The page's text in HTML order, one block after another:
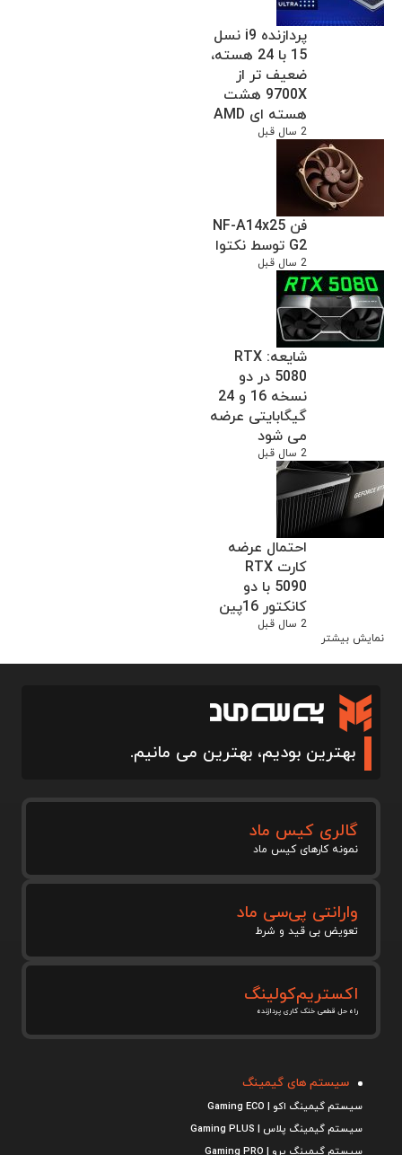
پردازنده i9 نسل
15 با 24 هسته،
ضعیف تر از
9700X هشت
هسته ای AMD
2 سال قبل
فن NF-A14x25
G2 توسط نکتوا
2 سال قبل
شایعه: RTX
5080 در دو
نسخه 16 و 24
گیگابایتی عرضه
می شود
2 سال قبل
احتمال عرضه
کارت RTX
5090 با دو
کانکتور 16پین
2 سال قبل
نمایش بیشتر
بهترین بودیم، بهترین می مانیم.
گالری کیس ماد
نمونه کارهای کیس ماد
وارانتی پی‌سی ماد
تعویض بی قید و شرط
اکستریم‌کولینگ
راه حل قطعی خنک کاری پردازنده
سیستم های گیمینگ
سیستم گیمینگ اکو | Gaming ECO
سیستم گیمینگ پلاس | Gaming PLUS
سیستم گیمینگ پرو | Gaming PRO